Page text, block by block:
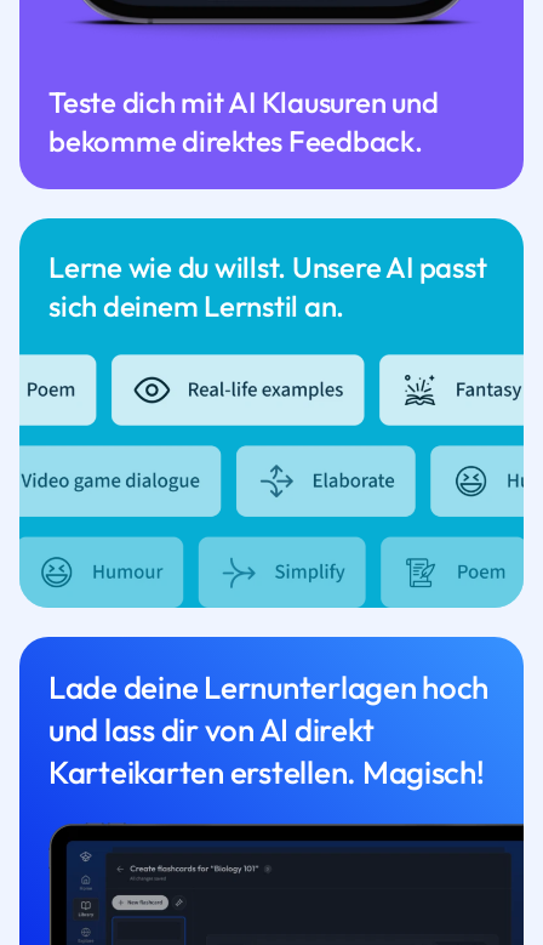
Lerne wie du willst. Unsere AI passt
sich deinem Lernstil an.
Teste dich mit AI Klausuren und
bekomme direktes Feedback.
Lade deine Lernunterlagen hoch
und lass dir von AI direkt
Karteikarten erstellen. Magisch!